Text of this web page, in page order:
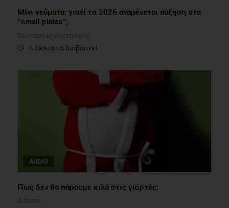
Μίνι γεύματα: γιατί το 2026 αναμένεται αύξηση στα
“small plates”;
Συστάσεις Διατροφής
4 λεπτά να διαβαστεί
AUDIO
Πως δεν θα πάρουμε κιλά στις γιορτές;
Δίαιτα